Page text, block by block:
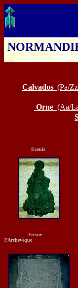
Cliquer
Calvados (Pa/Zz
Orne (Aa/
Ecouis
Fresne-
l'Archevêque